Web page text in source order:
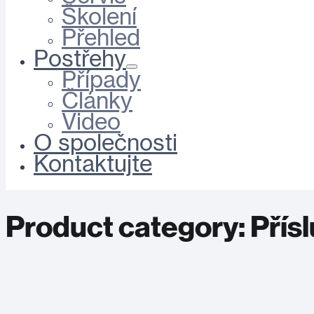
Školení
Přehled
Postřehy
Případy
Články
Video
O společnosti
Kontaktujte
Product category: